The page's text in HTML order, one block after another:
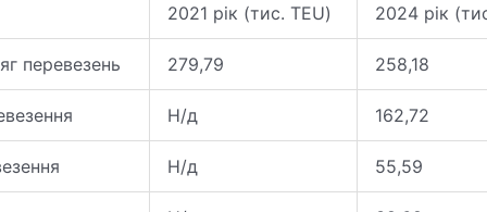
2021 рік (тис. TEU) 2024 рік
перевезень 279,79 258,18
Н/д 162,72
Н/д 55,59